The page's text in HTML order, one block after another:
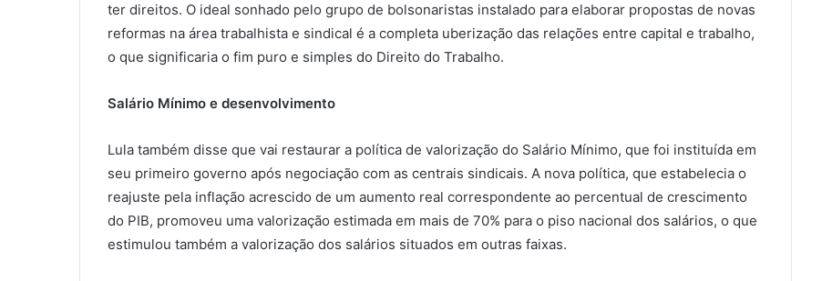
ter direitos. O ideal sonhado pelo grupo de bolsonaristas instalado para elaborar propostas de novas
reformas na área trabalhista e sindical é a completa uberização das relações entre capital e trabalho,
o que significaria o fim puro e simples do Direito do Trabalho.
Salário Mínimo e desenvolvimento
Lula também disse que vai restaurar a política de valorização do Salário Mínimo, que foi instituída em
seu primeiro governo após negociação com as centrais sindicais. A nova política, que estabelecia o
reajuste pela inflação acrescido de um aumento real correspondente ao percentual de crescimento
do PIB, promoveu uma valorização estimada em mais de 70% para o piso nacional dos salários, o que
estimulou também a valorização dos salários situados em outras faixas.